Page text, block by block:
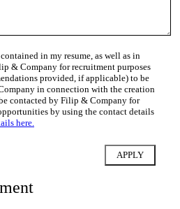
in my resume, as well as in
& Company for recruitment purposes
provided, if applicable) to be
in connection with the creation
contacted by Filip & Company for
by using the contact details
here.